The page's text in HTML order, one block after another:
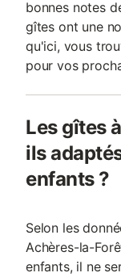
bonnes notes
gîtes ont une
qu'ici, vous
pour vos
Les gîtes
ils
enfants ?
Selon les
Achères-la-
enfants, il ne